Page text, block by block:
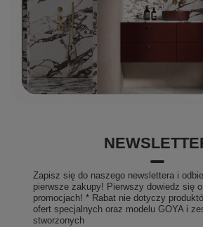
Zapisz się do naszego newslettera i
pierwsze zakupy! Pierwszy dowiedz się
promocjach! * Rabat nie dotyczy
ofert specjalnych oraz modelu GOYA i
stworzonych